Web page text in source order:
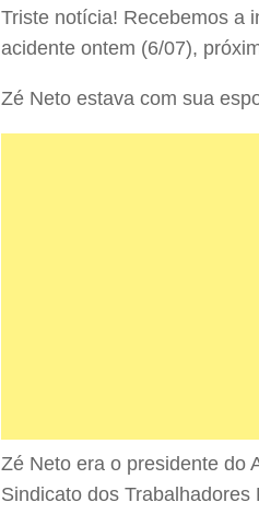
Triste notícia! Recebemos a
acidente ontem (6/07),
Zé Neto estava com sua
Zé Neto era o presidente do
Sindicato dos Trabalhadores